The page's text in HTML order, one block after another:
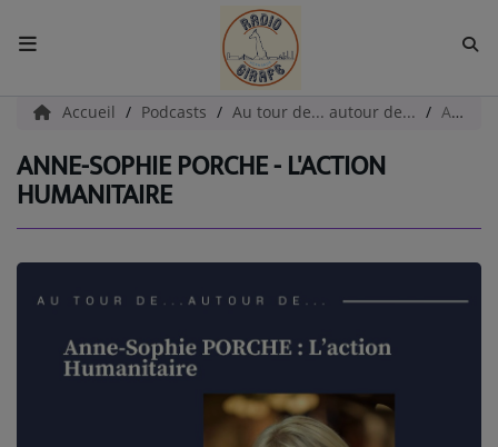
ACCUEIL
Radio
EMISSIONS
EQUIPES
UN HAVRE DE CULTURE
Accueil Podcasts Au tour de... autour de... Anne-Sophie PORCHE - L'action humanitaire
ANNE-SOPHIE PORCHE - L'ACTION
HUMANITAIRE